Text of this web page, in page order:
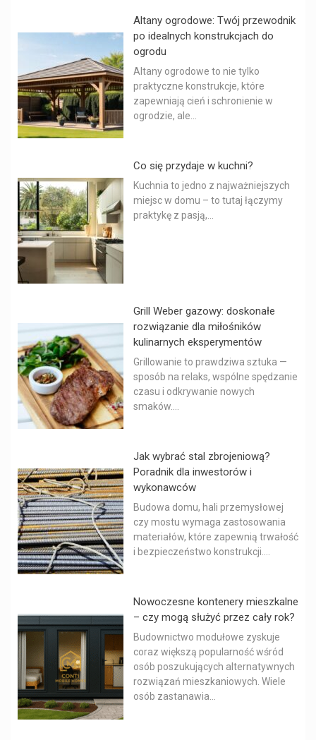
Altany ogrodowe: Twój przewodnik
po idealnych konstrukcjach do
ogrodu
Altany ogrodowe to nie tylko
praktyczne konstrukcje, które
zapewniają cień i schronienie w
ogrodzie, ale...
Co się przydaje w kuchni?
Kuchnia to jedno z najważniejszych
miejsc w domu – to tutaj łączymy
praktykę z pasją,...
Grill Weber gazowy: doskonałe
rozwiązanie dla miłośników
kulinarnych eksperymentów
Grillowanie to prawdziwa sztuka —
sposób na relaks, wspólne spędzanie
czasu i odkrywanie nowych
smaków....
Jak wybrać stal zbrojeniową?
Poradnik dla inwestorów i
wykonawców
Budowa domu, hali przemysłowej
czy mostu wymaga zastosowania
materiałów, które zapewnią trwałość
i bezpieczeństwo konstrukcji....
Nowoczesne kontenery mieszkalne
– czy mogą służyć przez cały rok?
Budownictwo modułowe zyskuje
coraz większą popularność wśród
osób poszukujących alternatywnych
rozwiązań mieszkaniowych. Wiele
osób zastanawia...